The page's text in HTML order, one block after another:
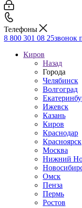
Телефоны
8 800 301 08 25звонок
Киров
Назад
Города
Челябинск
Волгоград
Ижевск
Казань
Киров
Краснодар
Красноярск
Москва
Нижний
Омск
Пенза
Пермь
Ростов